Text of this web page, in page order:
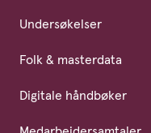
Undersøkelser
Folk & masterdata
Digitale håndbøker